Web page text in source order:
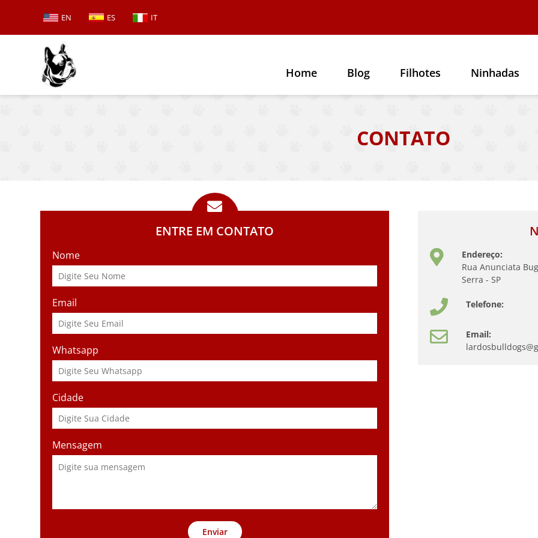
EN ES IT
Home Blog Filhotes Ninhadas
CONTATO
ENTRE EM CONTATO
Nome
Email
Whatsapp
Cidade
Mensagem
Enviar
Endereço:
Rua Anunciata
Serra - SP
Telefone:
Email: